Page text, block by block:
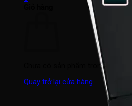
Chưa có sản phẩm trong giỏ hàng.
Quay trở lại cửa hàng